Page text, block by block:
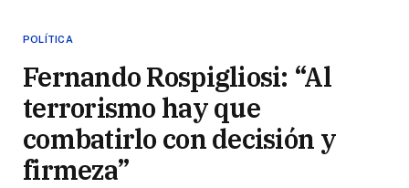
POLÍTICA
Fernando Rospigliosi: “Al
terrorismo hay que
combatirlo con decisión y
firmeza”